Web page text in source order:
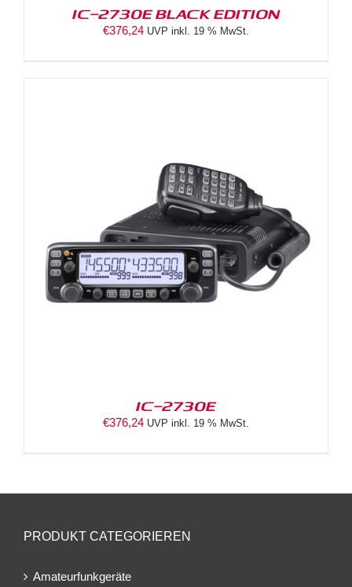
IC-2730E BLACK EDITION
€376,24 UVP inkl. 19 % MwSt.
IC-2730E
€376,24 UVP inkl. 19 % MwSt.
PRODUKT CATEGORIEREN
Amateurfunkgeräte